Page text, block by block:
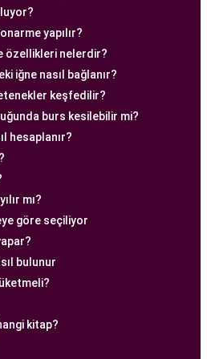
bir ekibin liderliğinde
rehberliğinde
süreçtir. Ankara Tüp
alan uzman tüp bebek
bir yaklaşımla tedavi
, tüp bebek tedavisi
eder ve tedavinin her
Çiftin tıbbi geçmişini
analiz eder ve
oluşturur. Tedavi
destek sağlamak da
biridir.
yapılır?
özellikleri nelerdir?
iğne nasıl bağlanır?
keşfedilir?
burs kesilebilir mi?
hesaplanır?
mı?
göre seçiliyor
bulunur
kitap?